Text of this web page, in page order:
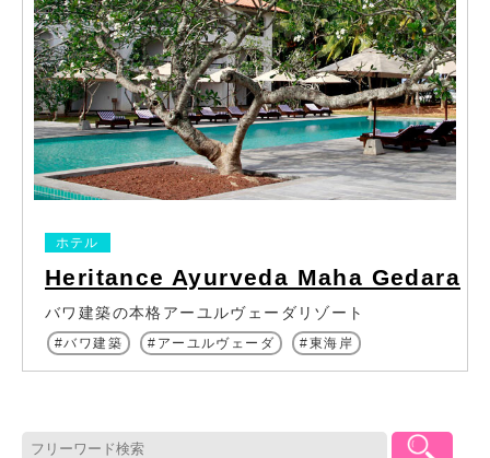
Heritance Ayurveda Maha Gedara
ホテル
バワ建築の本格アーユルヴェーダリゾート
バワ建築 アーユルヴェーダ 東海岸